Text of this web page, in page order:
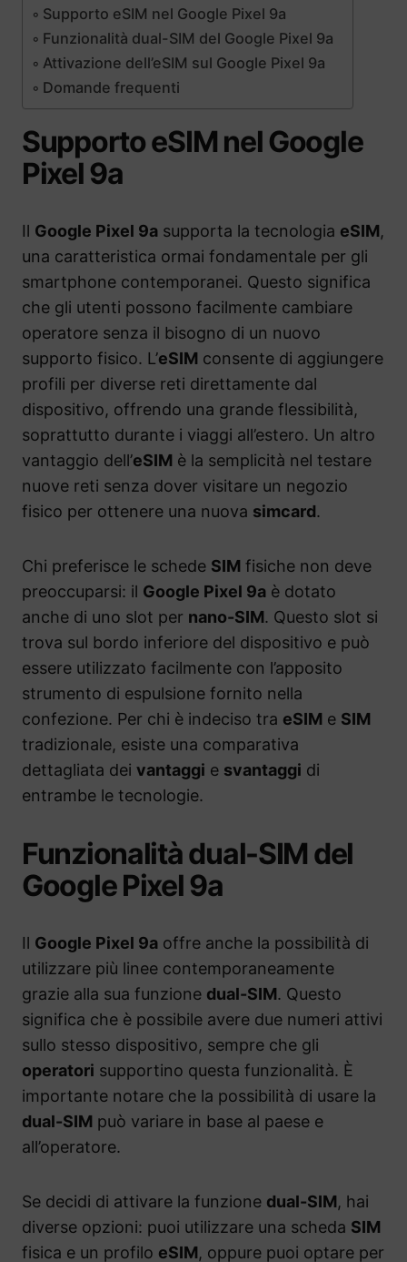
Supporto eSIM nel Google Pixel 9a
Funzionalità dual-SIM del Google Pixel 9a
Attivazione dell’eSIM sul Google Pixel 9a
Domande frequenti
Supporto eSIM nel Google
Pixel 9a
Il Google Pixel 9a supporta la tecnologia eSIM,
una caratteristica ormai fondamentale per gli
smartphone contemporanei. Questo significa
che gli utenti possono facilmente cambiare
operatore senza il bisogno di un nuovo
supporto fisico. L’eSIM consente di aggiungere
profili per diverse reti direttamente dal
dispositivo, offrendo una grande flessibilità,
soprattutto durante i viaggi all’estero. Un altro
vantaggio dell’eSIM è la semplicità nel testare
nuove reti senza dover visitare un negozio
fisico per ottenere una nuova simcard.
Chi preferisce le schede SIM fisiche non deve
preoccuparsi: il Google Pixel 9a è dotato
anche di uno slot per nano-SIM. Questo slot si
trova sul bordo inferiore del dispositivo e può
essere utilizzato facilmente con l’apposito
strumento di espulsione fornito nella
confezione. Per chi è indeciso tra eSIM e SIM
tradizionale, esiste una comparativa
dettagliata dei vantaggi e svantaggi di
entrambe le tecnologie.
Funzionalità dual-SIM del
Google Pixel 9a
Il Google Pixel 9a offre anche la possibilità di
utilizzare più linee contemporaneamente
grazie alla sua funzione dual-SIM. Questo
significa che è possibile avere due numeri attivi
sullo stesso dispositivo, sempre che gli
operatori supportino questa funzionalità. È
importante notare che la possibilità di usare la
dual-SIM può variare in base al paese e
all’operatore.
Se decidi di attivare la funzione dual-SIM, hai
diverse opzioni: puoi utilizzare una scheda SIM
fisica e un profilo eSIM, oppure puoi optare per